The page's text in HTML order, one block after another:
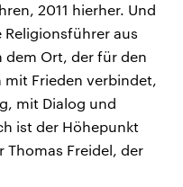
2011 hierher. Und
Religionsführer aus
dem Ort, der für den
mit Frieden verbindet,
mit Dialog und
ist der Höhepunkt
Thomas Freidel, der